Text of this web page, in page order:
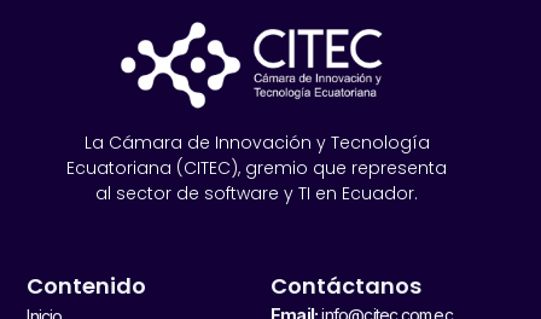
La Cámara de Innovación y Tecnología
Ecuatoriana (CITEC), gremio que representa
al sector de software y TI en Ecuador.
Contenido Contáctanos
Email:info@citec.com.ec